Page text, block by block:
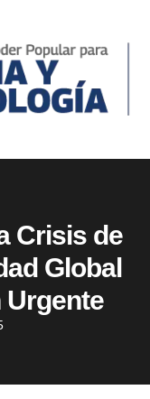
Crisis de
Global
Urgente